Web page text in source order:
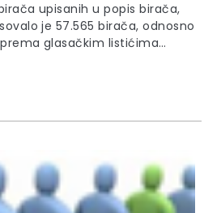
upisanih u popis birača,
je 57.565 birača, odnosno
glasačkim listićima
97,45%. Nevažećih je